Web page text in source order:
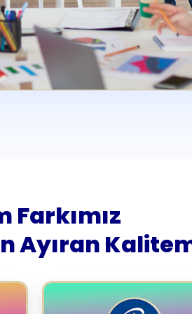
Farkımız
Ayıran